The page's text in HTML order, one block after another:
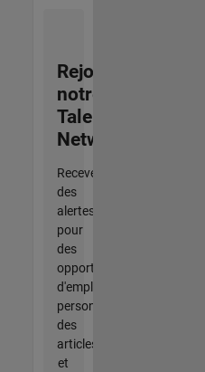
Rejoignez
notre
Talent
Network
Recevez
des
alertes
pour
des
opportunités
d'emploi
personnalisées,
des
articles
et